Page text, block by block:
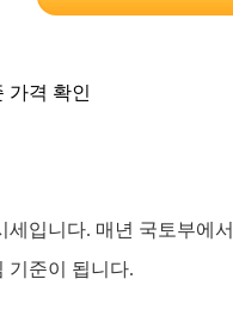
가격 확인
입니다. 매년 국토부에
기준이 됩니다.